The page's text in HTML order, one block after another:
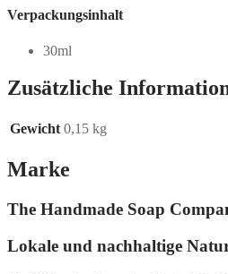
Verpackungsinhalt
30ml
Zusätzliche
Gewicht 0,15 kg
Marke
The Handmade Soap
Lokale und nachhaltige